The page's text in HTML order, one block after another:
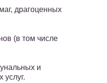
драгоценных
(в том числе
и
услуг.